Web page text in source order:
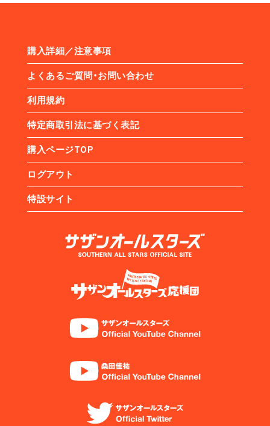
購入詳細／注意事項
よくあるご質問・お問い合わせ
利用規約
特定商取引法に基づく表記
購入ページTOP
ログアウト
特設サイト